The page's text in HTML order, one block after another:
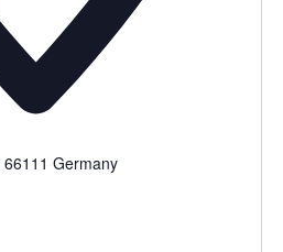
66111 Germany